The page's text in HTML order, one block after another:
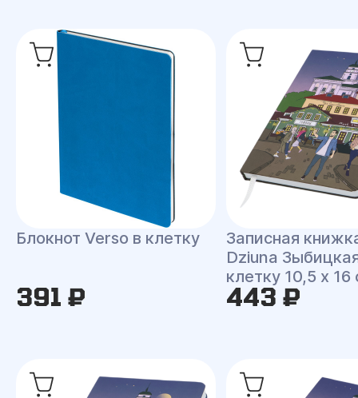
Блокнот Verso в клетку
391 ₽
Записная
Dziuna
клетку 10,5 x 16
443 ₽